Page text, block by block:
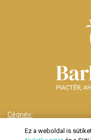
Cégnév:
Ez a weboldal is